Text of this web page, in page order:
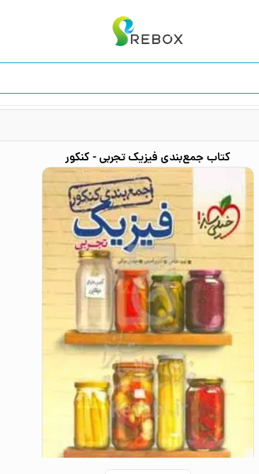
کتاب جمع‌بندی فیزیک تجربی - کنکور